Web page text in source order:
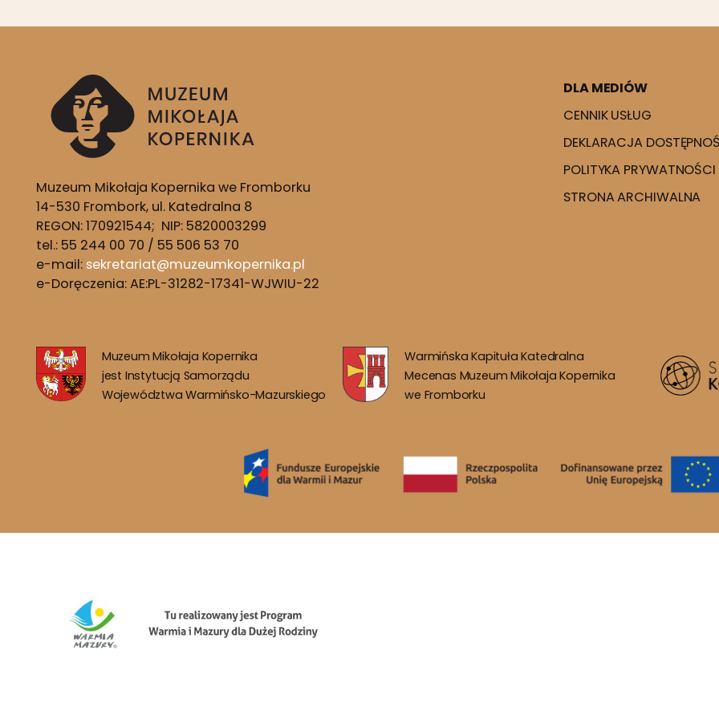
Muzeum Mikołaja Kopernika we Fromborku
14-530 Frombork, ul. Katedralna 8
REGON: 170921544; NIP: 5820003299
tel.: 55 244 00 70 / 55 506 53 70
e-mail: sekretariat@muzeumkopernika.pl
e-Doręczenia: AE:PL-31282-17341-WJWIU-22
DLA MEDIÓW
CENNIK USŁUG
DEKLARACJA
POLITYKA PRYWATNOŚCI
STRONA ARCHIWALNA
Muzeum Mikołaja Kopernika
jest Instytucją Samorządu
Województwa Warmińsko-Mazurskiego
Warmińska Kapituła Katedralna
Mecenas Muzeum Mikołaja Kopernika
we Fromborku